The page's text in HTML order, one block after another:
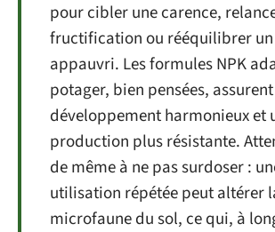
pour cibler une carence,
fructification ou rééquilibrer
appauvri. Les formules NPK
potager, bien pensées,
développement harmonieux et
production plus résistante.
de même à ne pas surdoser :
utilisation répétée peut altérer
microfaune du sol, ce qui, à